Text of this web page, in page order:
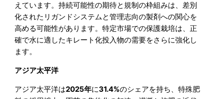
えています。持続可能性の期待と規制の枠組みは、差別
化されたリガンドシステムと管理志向の製剤への関心を
高める可能性があります。特定市場での保護栽培は、正
確で水に適したキレート化投入物の需要をさらに強化し
ます。
アジア太平洋
アジア太平洋は2025年に31.4%のシェアを持ち、特殊肥